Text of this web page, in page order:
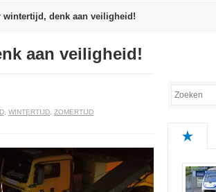
denk aan veiligheid!
aan veiligheid!
WINTERTIJD ZOMERTIJD